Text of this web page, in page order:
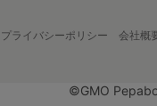
プライバシーポリシー 会社概
©GMO